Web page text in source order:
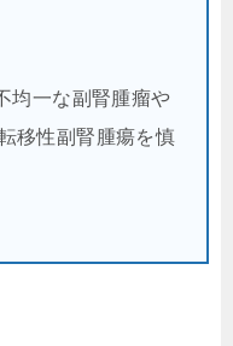
均一な副腎腫瘤や
移性副腎腫瘍を慎